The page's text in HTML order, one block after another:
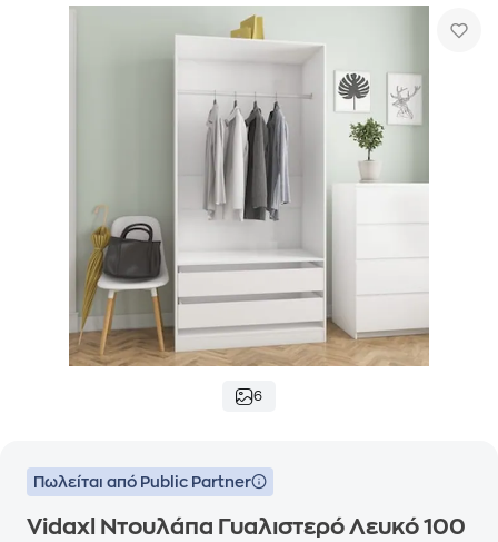
6
Πωλείται από Public Partner
Vidaxl Ντουλάπα Γυαλιστερό Λευκό 100